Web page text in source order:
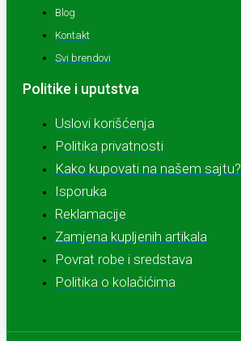
Blog
Kontakt
Svi brendovi
Politike i uputstva
Uslovi korišćenja
Politika privatnosti
Kako kupovati na našem sajtu?
Isporuka
Reklamacije
Zamjena kupljenih artikala
Povrat robe i sredstava
Politika o kolačićima